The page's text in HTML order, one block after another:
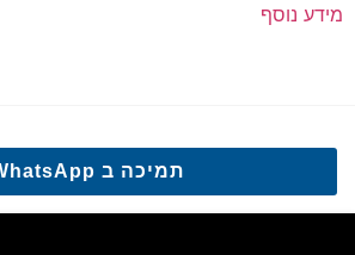
מידע נוסף
תמיכה ב WhatsApp